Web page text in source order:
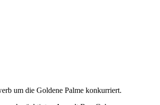
um die Goldene Palme konkurriert.